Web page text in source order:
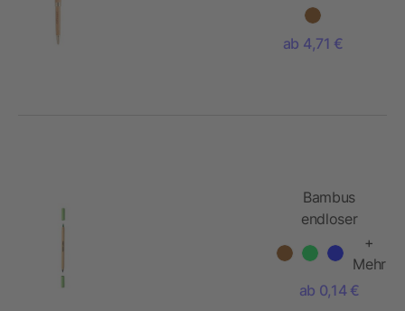
ab 4,71 €
Bambus
endloser
Wolfgang
+
Mehr
ab 0,14 €